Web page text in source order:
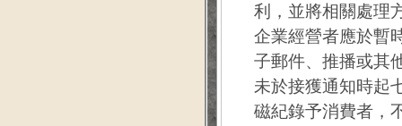
利，並將相關處理
企業經營者應於暫
子郵件、推播或其
未於接獲通知時起
磁紀錄予消費者，